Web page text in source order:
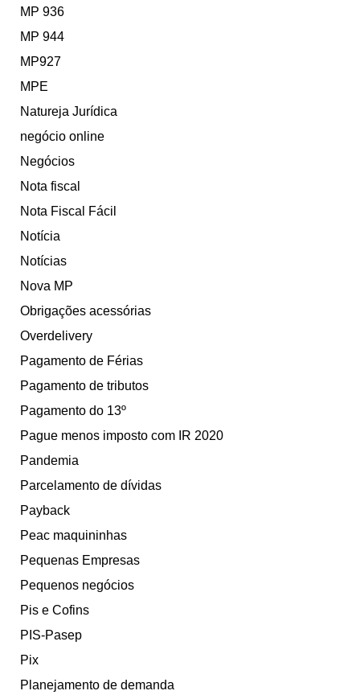
MP 936
MP 944
MP927
MPE
Natureja Jurídica
negócio online
Negócios
Nota fiscal
Nota Fiscal Fácil
Notícia
Notícias
Nova MP
Obrigações acessórias
Overdelivery
Pagamento de Férias
Pagamento de tributos
Pagamento do 13º
Pague menos imposto com IR 2020
Pandemia
Parcelamento de dívidas
Payback
Peac maquininhas
Pequenas Empresas
Pequenos negócios
Pis e Cofins
PIS-Pasep
Pix
Planejamento de demanda